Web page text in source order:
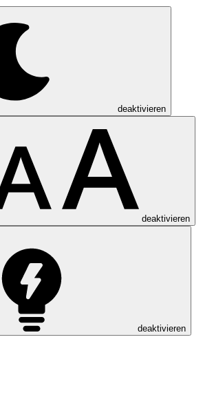
deaktivieren
deaktivieren
deaktivieren